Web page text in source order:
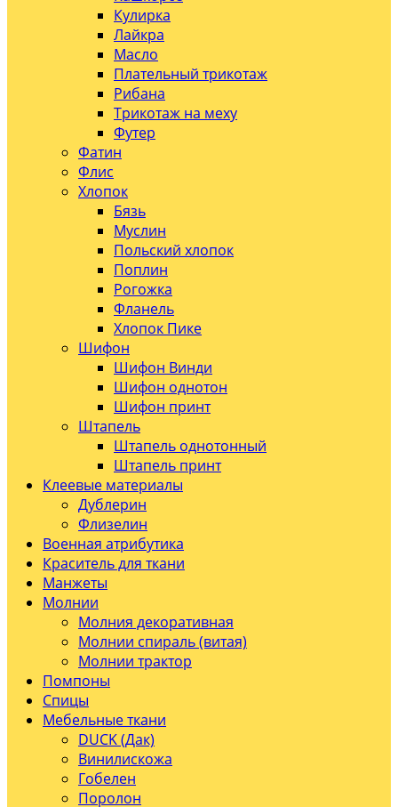
Кулирка
Лайкра
Масло
Плательный трикотаж
Рибана
Трикотаж на меху
Футер
Фатин
Флис
Хлопок
Бязь
Муслин
Польский хлопок
Поплин
Рогожка
Фланель
Хлопок Пике
Шифон
Шифон Винди
Шифон однотон
Шифон принт
Штапель
Штапель однотонный
Штапель принт
Клеевые материалы
Дублерин
Флизелин
Военная атрибутика
Краситель для ткани
Манжеты
Молнии
Молния декоративная
Молнии спираль (витая)
Молнии трактор
Помпоны
Спицы
Мебельные ткани
DUCK (Дак)
Винилискожа
Гобелен
Поролон